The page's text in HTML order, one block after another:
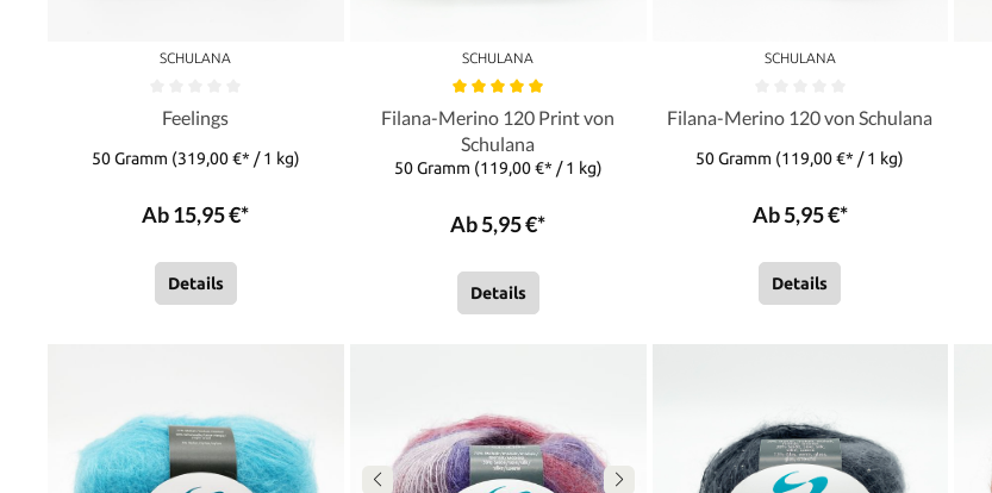
SCHULANA
Feelings
50 Gramm (319,00 €* / 1 kg)
Ab 15,95 €*
Details
SCHULANA
Filana-Merino 120 Print von
Schulana
50 Gramm (119,00 €* / 1 kg)
Ab 5,95 €*
Details
SCHULANA
Filana-Merino 120 von Schulana
50 Gramm (119,00 €* / 1 kg)
Ab 5,95 €*
Details